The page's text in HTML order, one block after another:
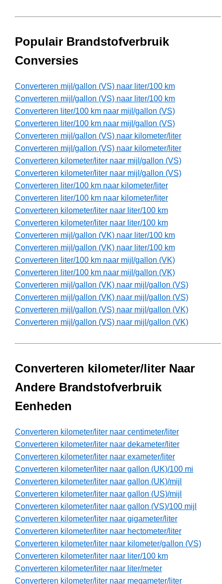
Populair Brandstofverbruik
Conversies
Converteren mijl/gallon (VS) naar liter/100 km
Converteren mijl/gallon (VS) naar liter/100 km
Converteren liter/100 km naar mijl/gallon (VS)
Converteren liter/100 km naar mijl/gallon (VS)
Converteren mijl/gallon (VS) naar kilometer/liter
Converteren mijl/gallon (VS) naar kilometer/liter
Converteren kilometer/liter naar mijl/gallon (VS)
Converteren kilometer/liter naar mijl/gallon (VS)
Converteren liter/100 km naar kilometer/liter
Converteren liter/100 km naar kilometer/liter
Converteren kilometer/liter naar liter/100 km
Converteren kilometer/liter naar liter/100 km
Converteren mijl/gallon (VK) naar liter/100 km
Converteren mijl/gallon (VK) naar liter/100 km
Converteren liter/100 km naar mijl/gallon (VK)
Converteren liter/100 km naar mijl/gallon (VK)
Converteren mijl/gallon (VK) naar mijl/gallon (VS)
Converteren mijl/gallon (VK) naar mijl/gallon (VS)
Converteren mijl/gallon (VS) naar mijl/gallon (VK)
Converteren mijl/gallon (VS) naar mijl/gallon (VK)
Converteren kilometer/liter Naar
Andere Brandstofverbruik
Eenheden
Converteren kilometer/liter naar centimeter/liter
Converteren kilometer/liter naar dekameter/liter
Converteren kilometer/liter naar exameter/liter
Converteren kilometer/liter naar gallon (UK)/100 mi
Converteren kilometer/liter naar gallon (UK)/mijl
Converteren kilometer/liter naar gallon (US)/mijl
Converteren kilometer/liter naar gallon (VS)/100 mijl
Converteren kilometer/liter naar gigameter/liter
Converteren kilometer/liter naar hectometer/liter
Converteren kilometer/liter naar kilometer/gallon (VS)
Converteren kilometer/liter naar liter/100 km
Converteren kilometer/liter naar liter/meter
Converteren kilometer/liter naar megameter/liter